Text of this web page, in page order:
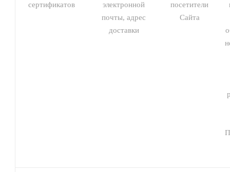
сертификатов
электронной
почты, адрес
доставки
посетители
Сайта